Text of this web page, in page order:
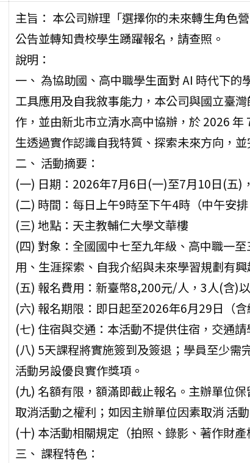
主旨： 本公司辦理「選擇你的未來轉生角色
公告並轉知貴校學生踴躍報名，請查照。
說明：
一、 為協助國、高中職學生面對 AI 時代下
工具應用及自我敘事能力，本公司與國立臺
作，並由新北市立清水高中協辦，於 2026
生透過實作認識自我特質、探索未來方向，
二、 活動摘要：
(一) 日期：2026年7月6日(一)至7月10日(五)
(二) 時間：每日上午9時至下午4時（中午安
(三) 地點：天主教輔仁大學文華樓
(四) 對象：全國國中七至九年級、高中職一
用、生涯探索、自我介紹與未來學習規劃有興
(五) 報名費用：新臺幣8,200元/人，3人(含)
(六) 報名期限：即日起至2026年6月29日（含
(七) 住宿與交通：本活動不提供住宿，交通請
(八) 5天課程將實施簽到及簽退；學員至少需
活動另設優良實作獎項。
(九) 名額有限，額滿即截止報名。主辦單位
取消活動之權利；如因主辦單位因素取消 活
(十) 本活動相關規定（拍照、錄影、著作財
三、 課程特色：